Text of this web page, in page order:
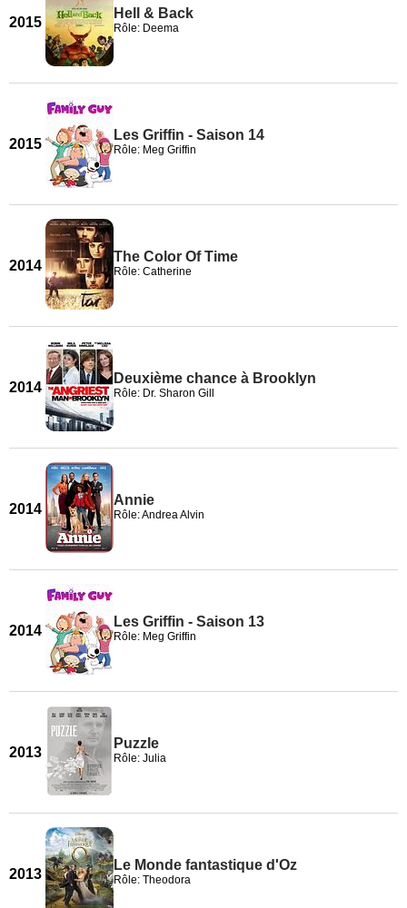
2015
Hell & Back
Rôle: Deema
2015
Les Griffin - Saison 14
Rôle: Meg Griffin
2014
The Color Of Time
Rôle: Catherine
2014
Deuxième chance à Brooklyn
Rôle: Dr. Sharon Gill
2014
Annie
Rôle: Andrea Alvin
2014
Les Griffin - Saison 13
Rôle: Meg Griffin
2013
Puzzle
Rôle: Julia
2013
Le Monde fantastique d'Oz
Rôle: Theodora